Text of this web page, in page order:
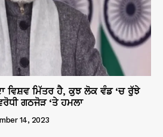
ਵਿਸ਼ਵ ਮਿੱਤਰ ਹੈ, ਕੁਝ ਲੋਕ ਵੰਡ ‘ਚ ਰੁੱਝੇ
ਗਠਜੋੜ ‘ਤੇ ਹਮਲਾ
14, 2023